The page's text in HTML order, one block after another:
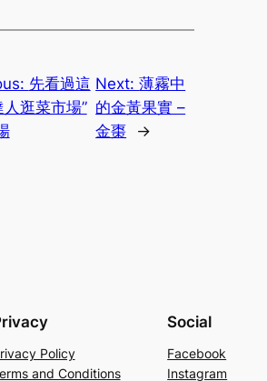
先看過這
逛菜市場”
Next:薄霧中
的金黃果實 –
金棗
→
Policy
and Conditions
Social
Facebook
Instagram